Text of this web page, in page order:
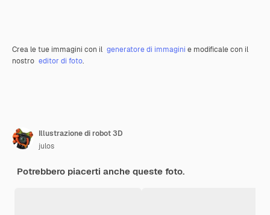
Crea le tue immagini con il generatore di immagini e modificale con il
nostro editor di foto.
Illustrazione di robot 3D
julos
Potrebbero piacerti anche queste foto.